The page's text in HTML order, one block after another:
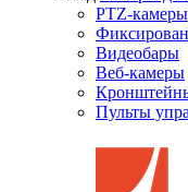
PTZ-камеры
Видеобары
Веб-камеры
Пульты